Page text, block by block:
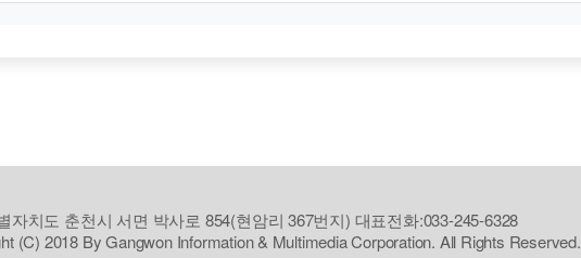
자치도 춘천시 서면 박사로 854(현암리 367번지) 대표전화:033-245-6328
(C) 2018 By Gangwon Information & Multimedia Corporation. All Rights Reserved.